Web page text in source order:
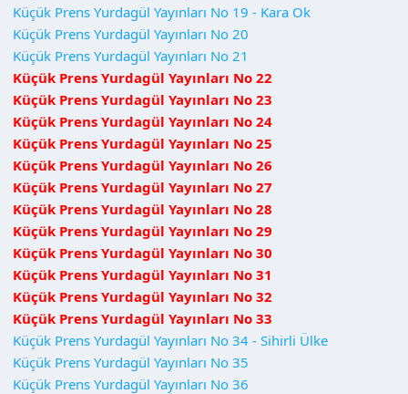
Küçük Prens Yurdagül Yayınları No 19 - Kara Ok
Küçük Prens Yurdagül Yayınları No 20
Küçük Prens Yurdagül Yayınları No 21
Küçük Prens Yurdagül Yayınları No 22
Küçük Prens Yurdagül Yayınları No 23
Küçük Prens Yurdagül Yayınları No 24
Küçük Prens Yurdagül Yayınları No 25
Küçük Prens Yurdagül Yayınları No 26
Küçük Prens Yurdagül Yayınları No 27
Küçük Prens Yurdagül Yayınları No 28
Küçük Prens Yurdagül Yayınları No 29
Küçük Prens Yurdagül Yayınları No 30
Küçük Prens Yurdagül Yayınları No 31
Küçük Prens Yurdagül Yayınları No 32
Küçük Prens Yurdagül Yayınları No 33
Küçük Prens Yurdagül Yayınları No 34 - Sihirli Ülke
Küçük Prens Yurdagül Yayınları No 35
Küçük Prens Yurdagül Yayınları No 36